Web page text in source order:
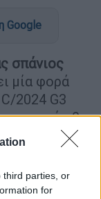
third parties, or
for
Google
σπάνιος
μία φορά
2024 G3
φωτεινός θα
με τους
εξίσου
είναι